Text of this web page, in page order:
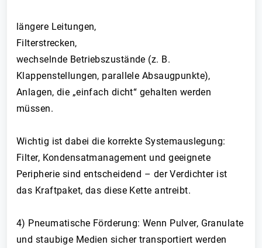
längere Leitungen,
Filterstrecken,
wechselnde Betriebszustände (z. B.
Klappenstellungen, parallele Absaugpunkte),
Anlagen, die „einfach dicht“ gehalten werden
müssen.
Wichtig ist dabei die korrekte Systemauslegung:
Filter, Kondensatmanagement und geeignete
Peripherie sind entscheidend – der Verdichter ist
das Kraftpaket, das diese Kette antreibt.
4) Pneumatische Förderung: Wenn Pulver, Granulate
und staubige Medien sicher transportiert werden